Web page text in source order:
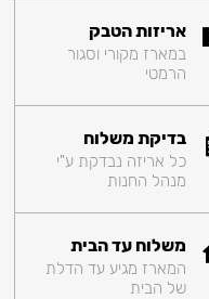
אריזות הטבק
במארז מקורי וסגור
הרמטי
בדיקת משלוח
כל אריזה נבדקת ע"י
מנהל החנות
משלוח עד הבית
המארז מגיע עד הדלת
של הבית